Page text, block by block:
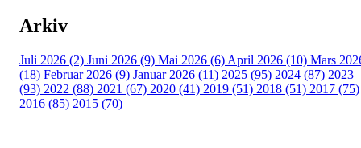
Arkiv
Juli 2026 (2) Juni 2026 (9) Mai 2026 (6) April 2026 (10) Mars
(18) Februar 2026 (9) Januar 2026 (11) 2025 (95) 2024 (87) 2023
(93) 2022 (88) 2021 (67) 2020 (41) 2019 (51) 2018 (51) 2017 (75)
2016 (85) 2015 (70)